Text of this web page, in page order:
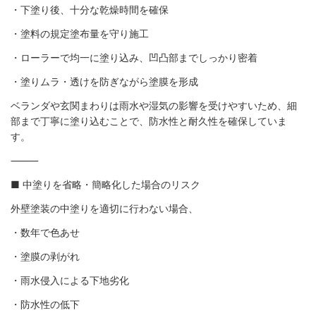
・下塗り後、十分な乾燥時間を確保
・塗料の規定塗布量を守り施工
・ローラーで均一に塗り込み、凹凸部までしっかり密着
・塗りムラ・透けを防ぎながら塗膜を形成
ベランダや玄関まわりは雨水や湿気の影響を受けやすいため、細
部まで丁寧に塗り込むことで、防水性と耐久性を確保していま
す。
⸻
■ 中塗りを省略・簡略化した場合のリスク
外壁塗装の中塗りを適切に行わない場合、
・数年で色あせ
・塗膜の剥がれ
・雨水侵入による下地劣化
・防水性の低下